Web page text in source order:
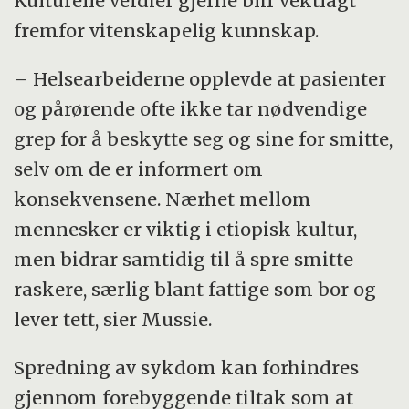
fremfor vitenskapelig kunnskap.
– Helsearbeiderne opplevde at pasienter
og pårørende ofte ikke tar nødvendige
grep for å beskytte seg og sine for smitte,
selv om de er informert om
konsekvensene. Nærhet mellom
mennesker er viktig i etiopisk kultur,
men bidrar samtidig til å spre smitte
raskere, særlig blant fattige som bor og
lever tett, sier Mussie.
Spredning av sykdom kan forhindres
gjennom forebyggende tiltak som at